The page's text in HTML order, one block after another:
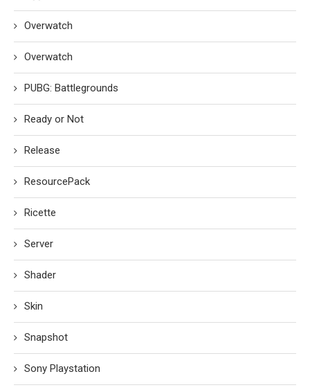
Overwatch
Overwatch
PUBG: Battlegrounds
Ready or Not
Release
ResourcePack
Ricette
Server
Shader
Skin
Snapshot
Sony Playstation